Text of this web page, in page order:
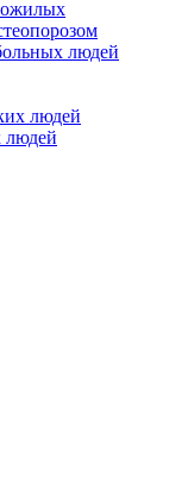
людей
людей
людей